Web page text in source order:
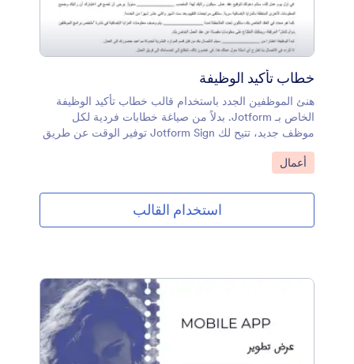
خطاب تأكيد الوظيفة
هنئ الموظفين الجدد باستخدام قالب خطاب تأكيد الوظيفة
الخاص بـ Jotform. بدلاً من صياغة خطابات فردية لكل
موظف جديد، تتيح لك Jotform Sign توفير الوقت عن طريق
إرسال قالب الخطاب الخاص بك ليتم تعبئته وتوقيعه بواسطة
مدير الموارد البشرية الخاص بك ببضع نقرات سريعة. ستتلقى
إجراء تغييرات على قالب خطاب تأكيد الوظيفة هذا؟ قم
بالسحب والإفلات لإضافة نص أو حقول التوقيع أو إزالتها،
وتخصيص رسالة الخطاب، وإجراء تغييرات أخرى في
تأكيد وظيفة وإكماله، يمكنك تنزيله أو طباعته على الفور في
سجلاتك الخاصة. كما يمكنك جمع التوقيعات بأمان في أي
انتقل إلى الفئة:
أعمال
استخدام القالب